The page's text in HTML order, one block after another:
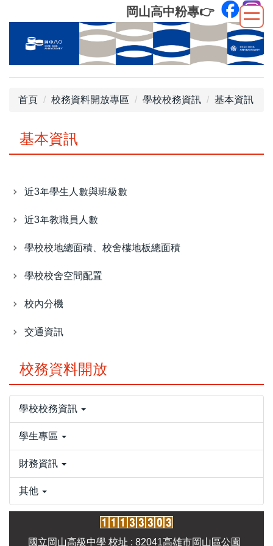
到
內
岡山高中粉專👉
首頁 校務資料開放專區 學校校務資訊 基本資訊
基本資訊
近3年學生人數與班級數
近3年教職員人數
學校校地總面積、校舍樓地板總面積
學校校舍空間配置
校內分機
交通資訊
校務資料開放
學校校務資訊
學生專區
財務資訊
其他
國立岡山高級中學 校址 : 82041高雄市岡山區公園